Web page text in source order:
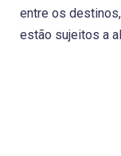
entre os
estão sujeitos a